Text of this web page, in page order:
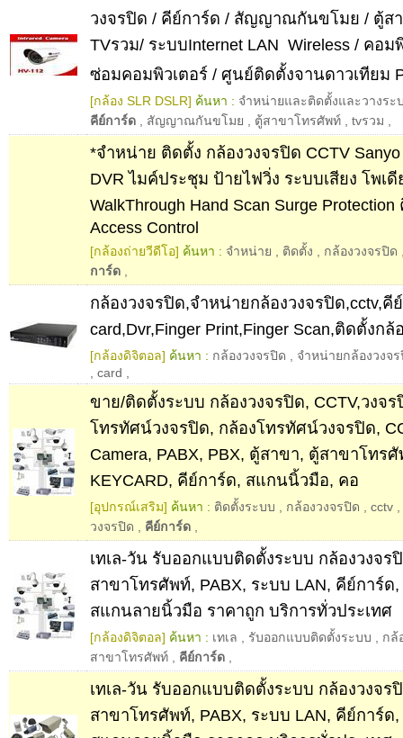
วงจรปิด / คีย์การ์ด / สัญญาณกันขโมย / ตู้ส
TVรวม/ ระบบInternet LAN  Wireless / คอม
ซ่อมคอมพิวเตอร์ / ศูนย์ติดตั้งจานดาวเทียม
[กล้อง SLR DSLR] ค้นหา : จำหน่ายและติดตั้งและวางระ
คีย์การ์ด
สัญญาณกันขโมย ตู้สาขาโทรศัพท์ tvรวม
*จำหน่าย ติดตั้ง กล้องวงจรปิด CCTV Sanyo
DVR ไมค์ประชุม ป้ายไฟวิ่ง ระบบเสียง โพเ
WalkThrough Hand Scan Surge
Access Control
[กล้องถ่ายวีดีโอ] ค้นหา : จำหน่าย ติดตั้ง กล้องวงจรปิด
การ์ด
กล้องวงจรปิด,จำหน่ายกล้องวงจรปิด,cctv,คี
card,Dvr,Finger Print,Finger Scan,ติดตั้งกล้
[กล้องดิจิตอล] ค้นหา : กล้องวงจรปิด
จำหน่ายกล้องวงจ
card
ขาย/ติดตั้งระบบ กล้องวงจรปิด, CCTV,วงจ
โทรทัศน์วงจรปิด, กล้องโทรทัศน์วงจรปิด,
Camera, PABX, PBX, ตู้สาขา, ตู้สาขาโทร
KEYCARD, คีย์การ์ด, สแกนนิ้วมือ, คอ
[อุปกรณ์เสริม] ค้นหา : ติดตั้งระบบ กล้องวงจรปิด cctv
วงจรปิด
คีย์การ์ด
เทเล-วัน รับออกแบบติดตั้งระบบ กล้องวงจร
สาขาโทรศัพท์, PABX, ระบบ LAN, คีย์การ์ด,
สแกนลายนิ้วมือ ราคาถูก บริการทั่วประเทศ
[กล้องดิจิตอล] ค้นหา : เทเล รับออกแบบติดตั้งระบบ
กล้
สาขาโทรศัพท์
คีย์การ์ด
เทเล-วัน รับออกแบบติดตั้งระบบ กล้องวงจร
สาขาโทรศัพท์, PABX, ระบบ LAN, คีย์การ์ด,